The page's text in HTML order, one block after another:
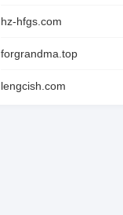
hz-hfgs.com
forgrandma.top
lengcish.com